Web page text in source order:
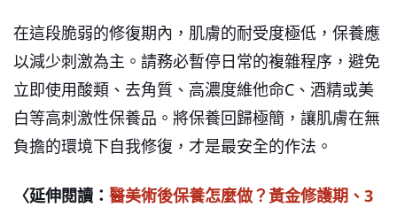
在這段脆弱的修復期內，肌膚的耐受度極低，保養應
以減少刺激為主。請務必暫停日常的複雜程序，避免
立即使用酸類、去角質、高濃度維他命C、酒精或美
白等高刺激性保養品。將保養回歸極簡，讓肌膚在無
負擔的環境下自我修復，才是最安全的作法。
〈延伸閱讀： 醫美術後保養怎麼做？黃金修護期、3